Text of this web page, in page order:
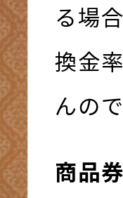
る場
換金
んの
商品